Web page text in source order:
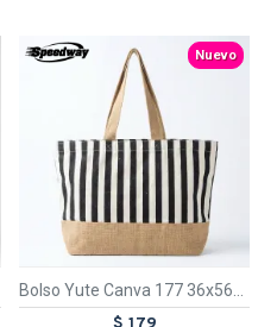
Nuevo
TEXTTRANSPARENTE
Bolso Yute Canva 177 36x56x15cm